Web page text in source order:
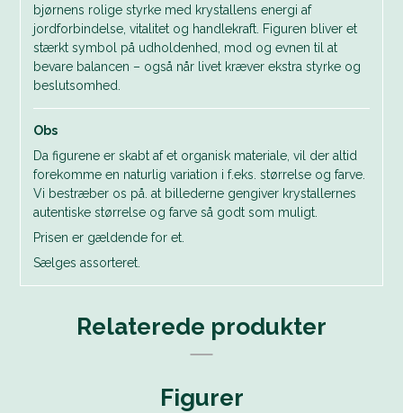
bjørnens rolige styrke med krystallens energi af
jordforbindelse, vitalitet og handlekraft. Figuren bliver et
stærkt symbol på udholdenhed, mod og evnen til at
bevare balancen – også når livet kræver ekstra styrke og
beslutsomhed.
Obs
Da figurene er skabt af et organisk materiale, vil der altid
forekomme en naturlig variation i f.eks. størrelse og farve.
Vi bestræber os på. at billederne gengiver krystallernes
autentiske størrelse og farve så godt som muligt.
Prisen er gældende for et.
Sælges assorteret.
Relaterede produkter
Figurer